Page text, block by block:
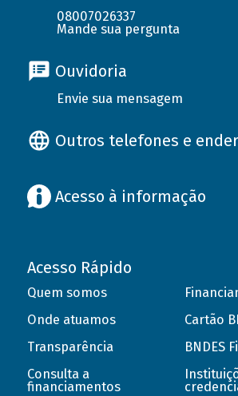
08007026337
Mande sua pergunta
Ouvidoria
Envie sua mensagem
Outros telefones e
Acesso à informação
Acesso Rápido
Quem somos
Onde atuamos
Transparência
Consulta a
financiamentos
Cartão
BNDES